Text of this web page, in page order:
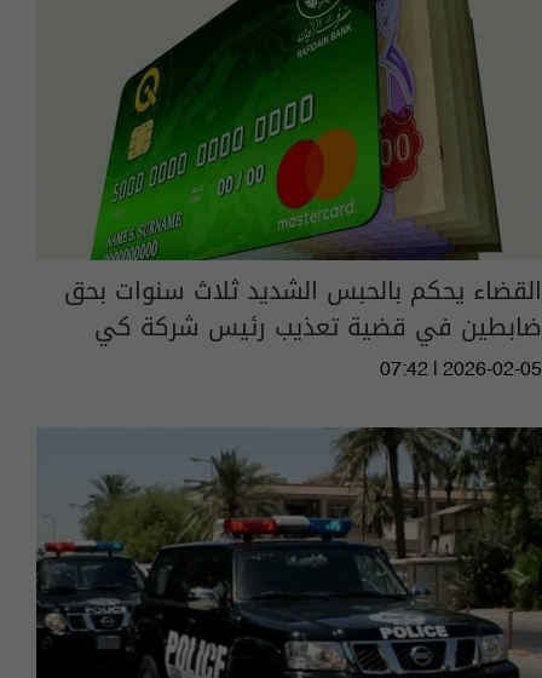
القضاء يحكم بالحبس الشديد ثلاث سنوات بحق
ضابطين في قضية تعذيب رئيس شركة كي
07:42 | 2026-02-05